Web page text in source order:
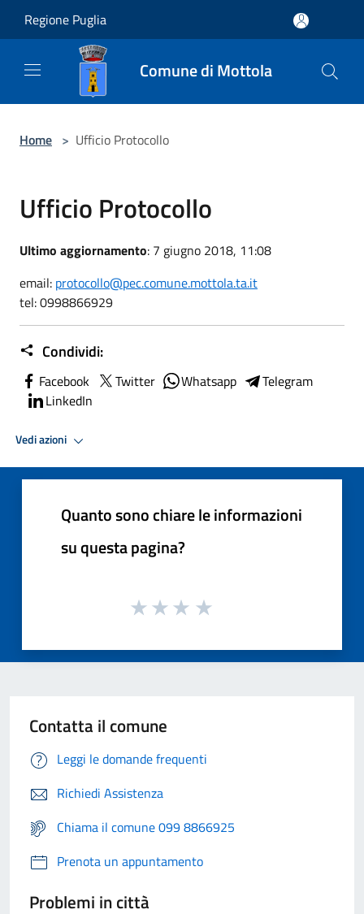
Regione Puglia
Comune di Mottola
Home > Ufficio Protocollo
Ufficio Protocollo
Ultimo aggiornamento: 7 giugno 2018, 11:08
email: protocollo@pec.comune.mottola.ta.it
tel: 0998866929
Condividi:
Facebook Twitter Whatsapp
Telegram
LinkedIn
Vedi azioni
Quanto sono chiare le informazioni
su questa pagina?
Contatta il comune
Leggi le domande frequenti
Richiedi Assistenza
Chiama il comune 099 8866925
Prenota un appuntamento
Problemi in città